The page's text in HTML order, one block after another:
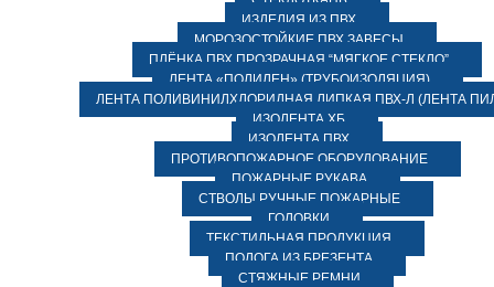
ИЗДЕЛИЯ ИЗ ПВХ
МОРОЗОСТОЙКИЕ ПВХ ЗАВЕСЫ
ПЛЁНКА ПВХ ПРОЗРАЧНАЯ “МЯГКОЕ СТЕКЛО”
ЛЕНТА «ПОЛИЛЕН» (ТРУБОИЗОЛЯЦИЯ)
ЛЕНТА ПОЛИВИНИЛХЛОРИДНАЯ ЛИПКАЯ ПВХ-Л (ЛЕНТА
ИЗОЛЕНТА ХБ
ИЗОЛЕНТА ПВХ
ПРОТИВОПОЖАРНОЕ ОБОРУДОВАНИЕ
ПОЖАРНЫЕ РУКАВА
СТВОЛЫ РУЧНЫЕ ПОЖАРНЫЕ
ГОЛОВКИ
ТЕКСТИЛЬНАЯ ПРОДУКЦИЯ
ПОЛОГА ИЗ БРЕЗЕНТА
СТЯЖНЫЕ РЕМНИ